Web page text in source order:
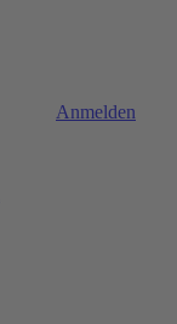
Anmelden